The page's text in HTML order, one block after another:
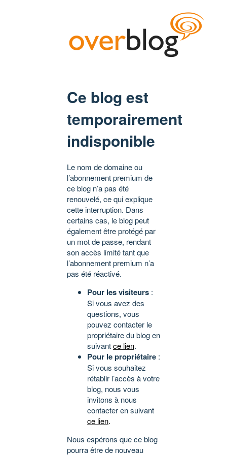
Ce blog est
temporairement
indisponible
Le nom de domaine ou
l’abonnement premium de
ce blog n’a pas été
renouvelé, ce qui explique
cette interruption. Dans
certains cas, le blog peut
également être protégé par
un mot de passe, rendant
son accès limité tant que
l’abonnement premium n’a
pas été réactivé.
Pour les visiteurs :
Si vous avez des
questions, vous
pouvez contacter le
propriétaire du blog en
suivantce lien.
Pour le propriétaire :
Si vous souhaitez
rétablir l’accès à votre
blog, nous vous
invitons à nous
contacter en suivant
ce lien.
Nous espérons que ce blog
pourra être de nouveau